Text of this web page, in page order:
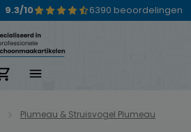
9.3/10 6390 beoordelingen
Plumeau & Struisvogel Plumeau